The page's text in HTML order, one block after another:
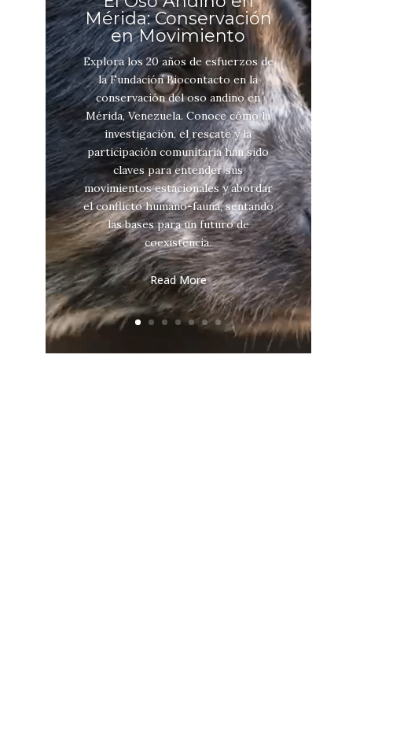
Mérida: Conservación
en Movimiento
Explora los 20 años de esfuerzos de
la Fundación Biocontacto en la
conservación del oso andino en
Mérida, Venezuela. Conoce cómo la
investigación, el rescate y la
participación comunitaria han sido
claves para entender sus
movimientos estacionales y abordar
el conflicto humano-fauna, sentando
las bases para un futuro de
coexistencia.
Read More